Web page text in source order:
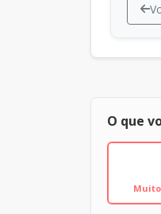
O que